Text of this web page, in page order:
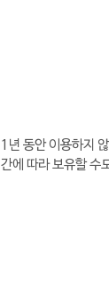
동안 이용하지
에 따라 보유할 수